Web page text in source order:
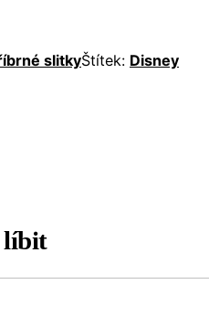
slitkyŠtítek: Disney
líbit